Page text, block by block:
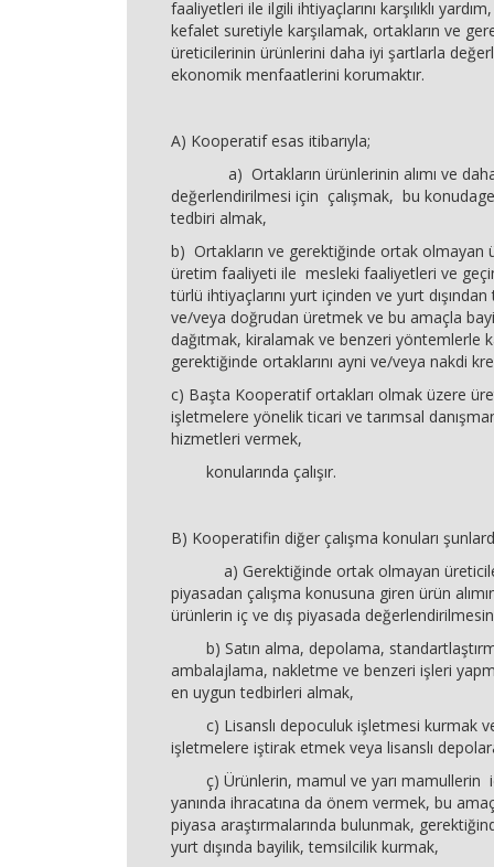
faaliyetleri ile ilgili ihtiyaçlarını karşılıklı
kefalet suretiyle karşılamak, ortakların ve
üreticilerinin ürünlerini daha iyi şartlarla
ekonomik menfaatlerini korumaktır.
A) Kooperatif esas itibarıyla;
a) Ortakların ürünlerinin alımı ve
değerlendirilmesi için çalışmak, bu
tedbiri almak,
b) Ortakların ve gerektiğinde ortak olmayan
üretim faaliyeti ile mesleki faaliyetleri ve
türlü ihtiyaçlarını yurt içinden ve yurt
ve/veya doğrudan üretmek ve bu amaçla
dağıtmak, kiralamak ve benzeri yöntemlerle
gerektiğinde ortaklarını ayni ve/veya nakdi
c) Başta Kooperatif ortakları olmak üzere
işletmelere yönelik ticari ve tarımsal
hizmetleri vermek,
konularında çalışır.
B) Kooperatifin diğer çalışma konuları
a) Gerektiğinde ortak olmayan
piyasadan çalışma konusuna giren ürün
ürünlerin iç ve dış piyasada
b) Satın alma, depolama,
ambalajlama, nakletme ve benzeri işleri
en uygun tedbirleri almak,
c) Lisanslı depoculuk işletmesi kurmak
işletmelere iştirak etmek veya lisanslı
ç) Ürünlerin, mamul ve yarı mamullerin iç
yanında ihracatına da önem vermek, bu
piyasa araştırmalarında bulunmak,
yurt dışında bayilik, temsilcilik kurmak,